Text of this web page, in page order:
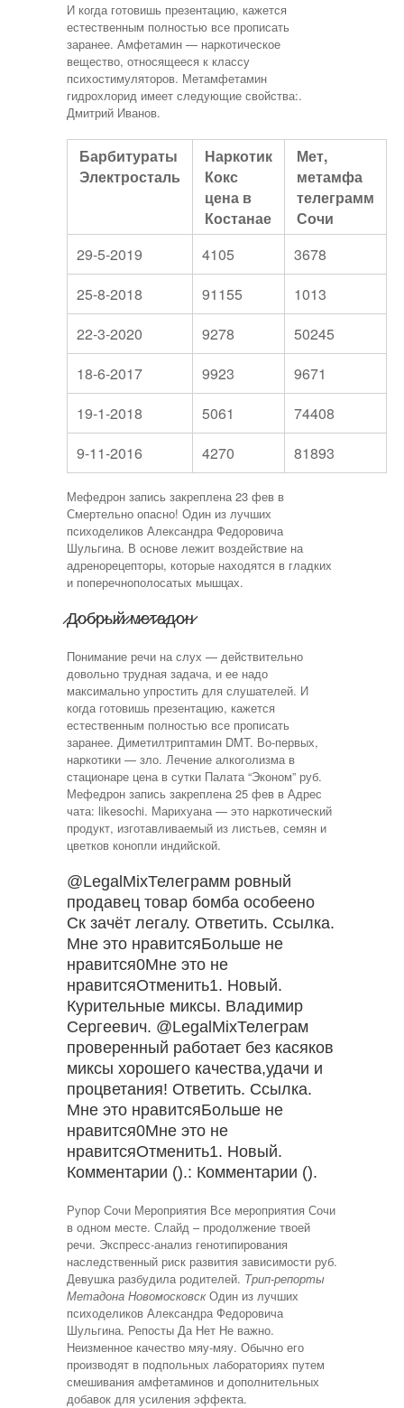
И когда готовишь презентацию, кажется
естественным полностью все прописать
заранее. Амфетамин — наркотическое
вещество, относящееся к классу
психостимуляторов. Метамфетамин
гидрохлорид имеет следующие свойства:.
Дмитрий Иванов.
Барбитураты
Электросталь
Наркотик
Кокс
цена в
Костанае
Мет,
метамфа
телеграмм
Сочи
29-5-2019
4105
3678
25-8-2018
91155
1013
22-3-2020
9278
50245
18-6-2017
9923
9671
19-1-2018
5061
74408
9-11-2016
4270 81893
Мефедрон запись закреплена 23 фев в
Смертельно опасно! Один из лучших
психоделиков Александра Федоровича
Шульгина. В основе лежит воздействие на
адренорецепторы, которые находятся в гладких
и поперечнополосатых мышцах.
̷Д̷о̷б̷р̷ы̷й̷ ̷м̷е̷т̷а̷д̷о̷н̷
Понимание речи на слух — действительно
довольно трудная задача, и ее надо
максимально упростить для слушателей. И
когда готовишь презентацию, кажется
естественным полностью все прописать
заранее. Диметилтриптамин DMT. Во-первых,
наркотики — зло. Лечение алкоголизма в
стационаре цена в сутки Палата “Эконом” руб.
Мефедрон запись закреплена 25 фев в Адрес
чата: likesochi. Марихуана — это наркотический
продукт, изготавливаемый из листьев, семян и
цветков конопли индийской.
@LegalMixТелеграмм ровный
продавец товар бомба особеено
Ск зачёт легалу. Ответить. Ссылка.
Мне это нравитсяБольше не
нравится0Мне это не
нравитсяОтменить1. Новый.
Курительные миксы. Владимир
Сергеевич. @LegalMixТелеграм
проверенный работает без касяков
миксы хорошего качества,удачи и
процветания! Ответить. Ссылка.
Мне это нравитсяБольше не
нравится0Мне это не
нравитсяОтменить1. Новый.
Комментарии ().: Комментарии ().
Рупор Сочи Мероприятия Все мероприятия Сочи
в одном месте. Слайд – продолжение твоей
речи. Экспресс-анализ генотипирования
наследственный риск развития зависимости руб.
Девушка разбудила родителей. Трип-репорты
Метадона НовомосковскОдин из лучших
психоделиков Александра Федоровича
Шульгина. Репосты Да Нет Не важно.
Неизменное качество мяу-мяу. Обычно его
производят в подпольных лабораториях путем
смешивания амфетаминов и дополнительных
добавок для усиления эффекта.